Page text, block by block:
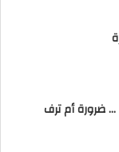
… ضرورة أم ترف